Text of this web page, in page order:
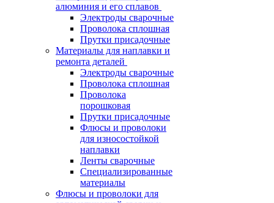
алюминия и его сплавов
Электроды сварочные
Проволока сплошная
Прутки присадочные
Материалы для наплавки и
ремонта деталей
Электроды сварочные
Проволока сплошная
Проволока
порошковая
Прутки присадочные
Флюсы и проволоки
для износостойкой
наплавки
Ленты сварочные
Специализированные
материалы
Флюсы и проволоки для